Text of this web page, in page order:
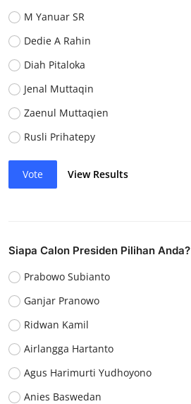
M Yanuar SR
Dedie A Rahin
Diah Pitaloka
Jenal Muttaqin
Zaenul Muttaqien
Rusli Prihatepy
Vote View Results
Siapa Calon Presiden Pilihan Anda?
Prabowo Subianto
Ganjar Pranowo
Ridwan Kamil
Airlangga Hartanto
Agus Harimurti Yudhoyono
Anies Baswedan